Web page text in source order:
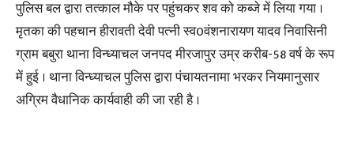
पुलिस बल द्वारा तत्काल मौके पर पहुंचकर शव को कब्जे में लिया गया ।
मृतका की पहचान हीरावती देवी पत्नी स्व0वंशनारायण यादव निवासिनी
ग्राम बबुरा थाना विन्ध्याचल जनपद मीरजापुर उम्र करीब-58 वर्ष के रूप
में हुई । थाना विन्ध्याचल पुलिस द्वारा पंचायतनामा भरकर नियमानुसार
अग्रिम वैधानिक कार्यवाही की जा रही है ।